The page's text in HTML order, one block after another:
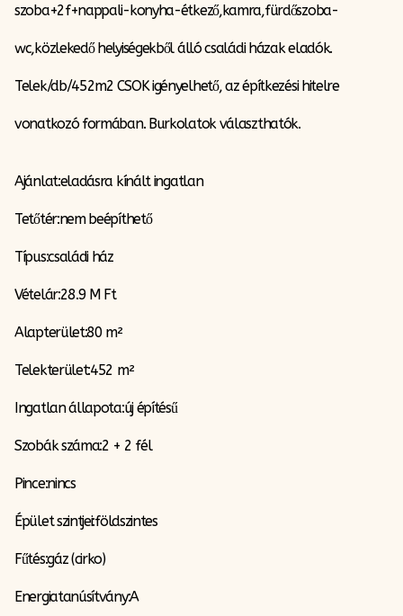
szoba+2f+nappali-konyha-étkező,kamra,fürdőszoba-
wc,közlekedő helyiségekből álló családi házak eladók.
Telek/db/452m2 CSOK igényelhető, az építkezési hitelre
vonatkozó formában. Burkolatok választhatók.
Ajánlat:eladásra kínált ingatlan
Tetőtér:nem beépíthető
Típus:családi ház
Vételár:28.9 M Ft
Alapterület:80 m²
Telekterület:452 m²
Ingatlan állapota:új építésű
Szobák száma:2 + 2 fél
Pince:nincs
Épület szintjei:földszintes
Fűtés:gáz (cirko)
Energiatanúsítvány:A